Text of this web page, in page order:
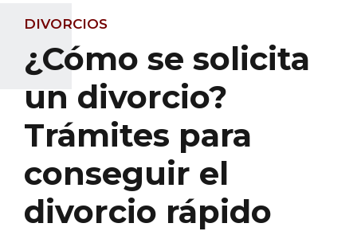
DIVORCIOS
¿Cómo se solicita
un divorcio?
Trámites para
conseguir el
divorcio rápido